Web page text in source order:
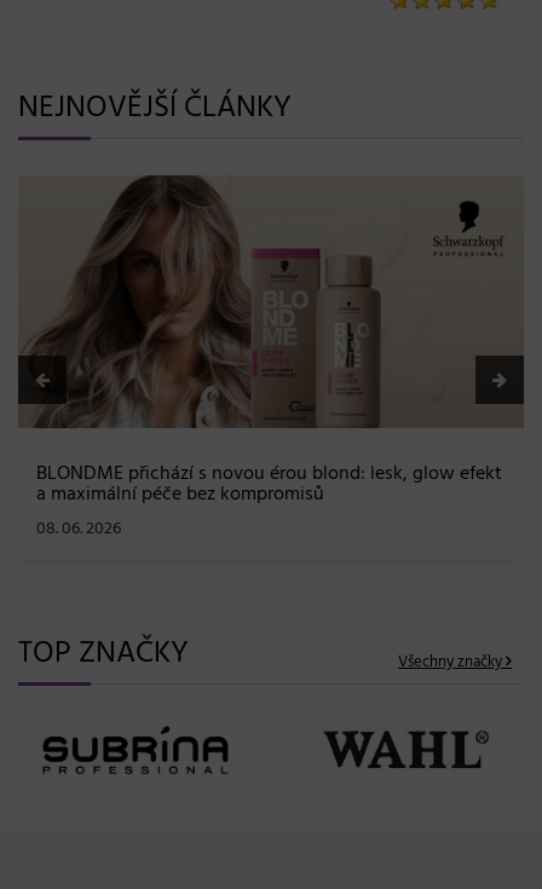
NEJNOVĚJŠÍ ČLÁNKY
BLONDME přichází s novou érou blond: lesk, glow efekt
a maximální péče bez kompromisů
08. 06. 2026
TOP ZNAČKY Všechny značky